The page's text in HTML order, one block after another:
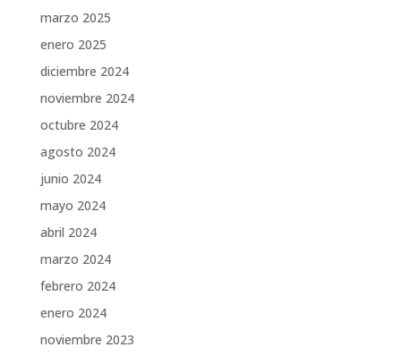
marzo 2025
enero 2025
diciembre 2024
noviembre 2024
octubre 2024
agosto 2024
junio 2024
mayo 2024
abril 2024
marzo 2024
febrero 2024
enero 2024
noviembre 2023